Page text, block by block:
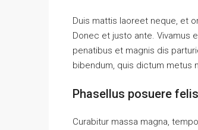
Duis mattis laoreet neque, et
Donec et justo ante. Vivamus
penatibus et magnis dis
bibendum, quis dictum metus
Phasellus posuere
Curabitur massa magna,